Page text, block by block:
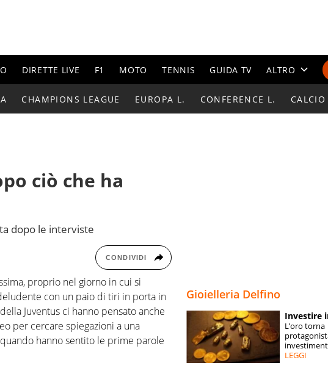
DIRETTE LIVE F1 MOTO TENNIS GUIDA TV ALTRO
CALENDARI
ESPERTI
CONTATTI
CHAMPIONS LEAGUE EUROPA L. CONFERENCE L. CALCIO
ciò che ha
dopo le interviste
CONDIVIDI
proprio nel giorno in cui si
con un paio di tiri in porta in
Juventus ci hanno pensato anche
per cercare spiegazioni a una
quando hanno sentito le prime parole
Gioielleria Delfino
Investire
L’oro torna
LEGGI